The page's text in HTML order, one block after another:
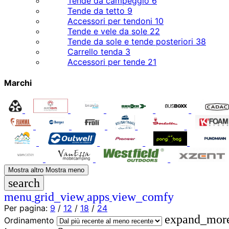
Tende da tetto 9
Accessori per tendoni 10
Tende e vele da sole 22
Tende da sole e tende posteriori 38
Carrello tenda 3
Accessori per tende 21
Marchi
Mostra altro Mostra meno
search
menu grid_viewappsview_comfy
Per pagina: 9 / 12 / 18 / 24
Ordinamento